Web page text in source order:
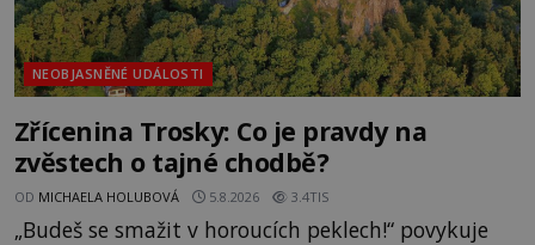
NEOBJASNĚNÉ UDÁLOSTI
Zřícenina Trosky: Co je pravdy na
zvěstech o tajné chodbě?
OD MICHAELA HOLUBOVÁ 5.8.2026 3.4TIS
„Budeš se smažit v horoucích peklech!“ povykuje